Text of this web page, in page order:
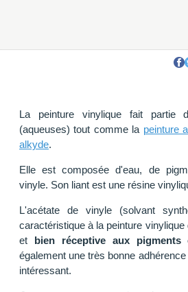
La peinture vinylique fait partie
(aqueuses) tout comme la peinture
alkyde.
Elle est composée d'eau, de
vinyle. Son liant est une résine
L'acétate de vinyle (solvant
caractéristique à la peinture vinylique
et bien réceptive aux pigments
également une très bonne
intéressant.